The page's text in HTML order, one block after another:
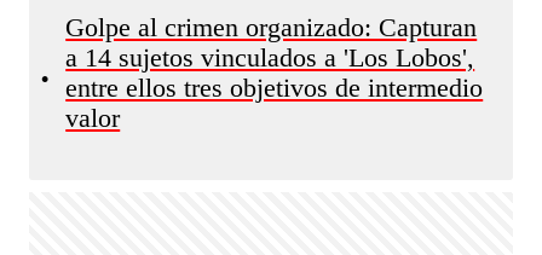
•
Golpe al crimen organizado: Capturan
a 14 sujetos vinculados a 'Los Lobos',
entre ellos tres objetivos de intermedio
valor